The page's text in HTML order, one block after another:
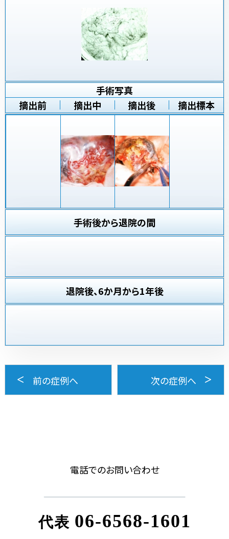
手術写真
摘出前
摘出中 摘出後 摘出標本
手術後から退院の間
退院後、6か月から1年後
前の症例へ 次の症例へ
電話でのお問い合わせ
代表 06-6568-1601